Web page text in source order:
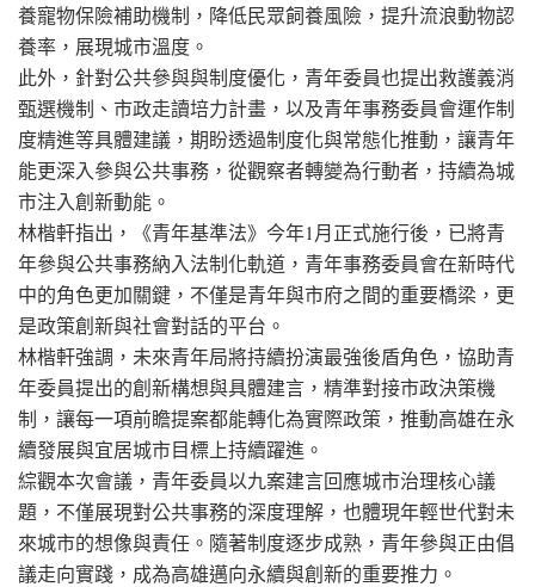
養寵物保險補助機制，降低民眾飼養風險，提升流浪動物認
養率，展現城市溫度。
此外，針對公共參與與制度優化，青年委員也提出救護義消
甄選機制、市政走讀培力計畫，以及青年事務委員會運作制
度精進等具體建議，期盼透過制度化與常態化推動，讓青年
能更深入參與公共事務，從觀察者轉變為行動者，持續為城
市注入創新動能。
林楷軒指出，《青年基準法》今年1月正式施行後，已將青
年參與公共事務納入法制化軌道，青年事務委員會在新時代
中的角色更加關鍵，不僅是青年與市府之間的重要橋梁，更
是政策創新與社會對話的平台。
林楷軒強調，未來青年局將持續扮演最強後盾角色，協助青
年委員提出的創新構想與具體建言，精準對接市政決策機
制，讓每一項前瞻提案都能轉化為實際政策，推動高雄在永
續發展與宜居城市目標上持續躍進。
綜觀本次會議，青年委員以九案建言回應城市治理核心議
題，不僅展現對公共事務的深度理解，也體現年輕世代對未
來城市的想像與責任。隨著制度逐步成熟，青年參與正由倡
議走向實踐，成為高雄邁向永續與創新的重要推力。